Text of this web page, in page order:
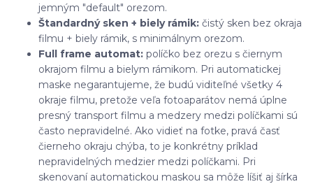
jemným "default" orezom.
Štandardný sken + biely rámik: čistý sken bez okraja
filmu + biely rámik, s minimálnym orezom.
Full frame automat: políčko bez orezu s čiernym
okrajom filmu a bielym rámikom. Pri automatickej
maske negarantujeme, že budú viditeľné všetky 4
okraje filmu, pretože veľa fotoaparátov nemá úplne
presný transport filmu a medzery medzi políčkami sú
často nepravidelné. Ako vidieť na fotke, pravá časť
čierneho okraju chýba, to je konkrétny príklad
nepravidelných medzier medzi políčkami. Pri
skenovaní automatickou maskou sa môže líšiť aj šírka